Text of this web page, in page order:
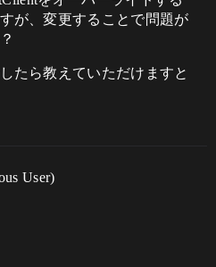
が、変更することで問題が
たら教えていただけますと
User)